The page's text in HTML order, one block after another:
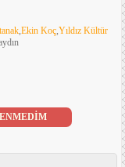
Ekin Koç Yıldız Kültür